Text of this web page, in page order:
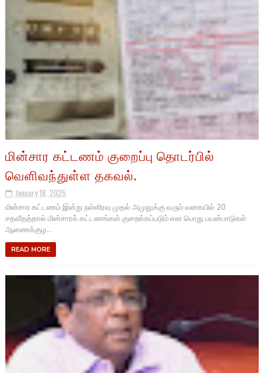
மின்சார கட்டணம் குறைப்பு தொடர்பில்
வெளிவந்துள்ள தகவல்.
January 18, 2025
மின்சார கட்டணம் இன்று நள்ளிரவு முதல் அமுலுக்கு வரும் வகையில் 20
சதவீதத்தால் மின்சாரக் கட்டணங்கள் குறைக்கப்படும் என பொது பயன்பாடுகள்
ஆணைக்குழ...
READ MORE